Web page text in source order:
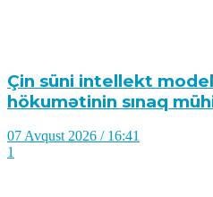
Çin süni intellekt
hökumətinin sınaq
07 Avqust 2026 / 16:41
1